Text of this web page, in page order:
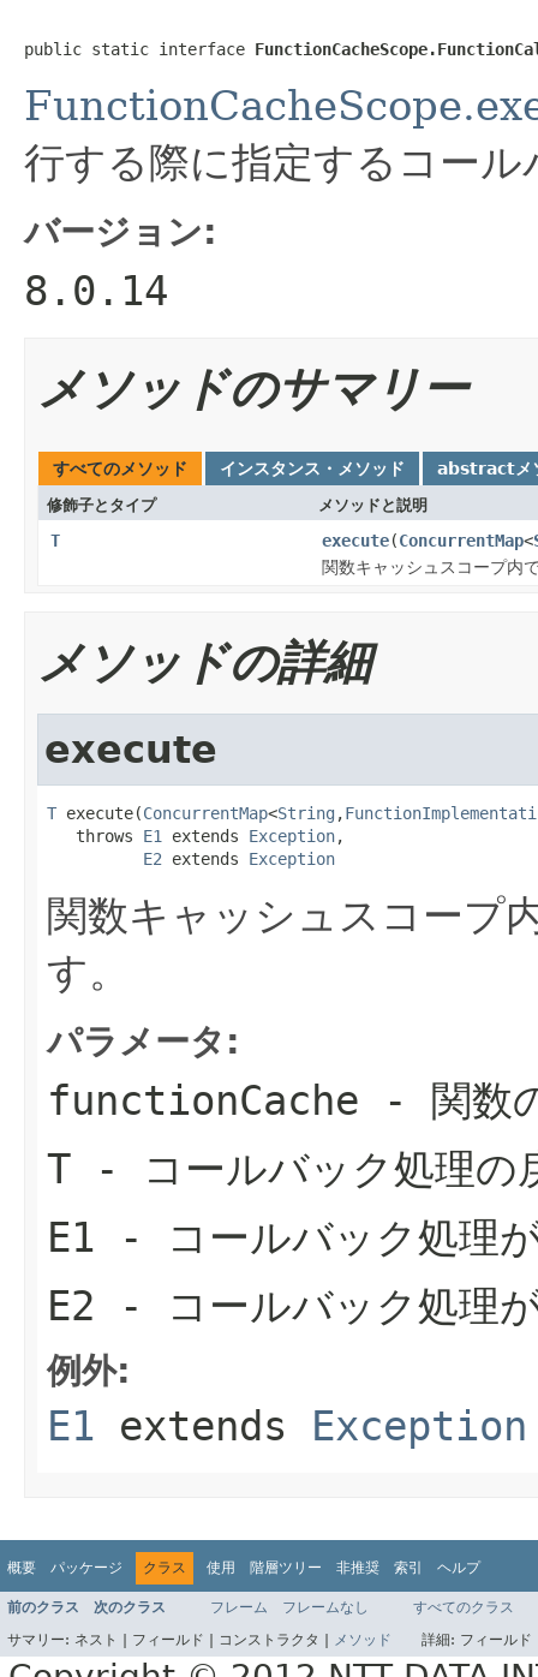
public static interface
行する際に指定するコー
バージョン:
8.0.14
メソッドのサマリー
すべてのメソッド インスタンス・メソッド abstractメ
修飾子とタイプ メソッドと説明
T execute(ConcurrentMap<
関数キャッシュスコープ内
メソッドの詳細
execute
T execute(ConcurrentMap<String ,
   throws
E1 extends Exception,
E2 extends Exception
関数キャッシュスコープ
す。
パラメータ:
functionCache - 関数
T - コールバック処理の
E1 - コールバック処理
E2 - コールバック処理
例外:
E1 extends Exception
概要 パッケージ クラス 使用 階層ツリー 非推奨 索引 ヘルプ
前のクラス 次のクラス フレーム フレームなし
すべてのクラス
サマリー: ネスト | フィールド | コンストラクタ | メソッド 詳細: フィール